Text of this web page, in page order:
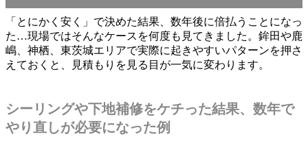
「とにかく安く」で決めた結果、数年後に倍払うことになっ
た…現場ではそんなケースを何度も見てきました。鉾田や鹿
嶋、神栖、東茨城エリアで実際に起きやすいパターンを押さ
えておくと、見積もりを見る目が一気に変わります。
シーリングや下地補修をケチった結果、数年で
やり直しが必要になった例